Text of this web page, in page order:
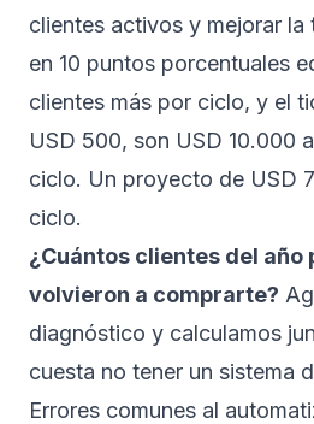
clientes activos y mejorar la
en 10 puntos porcentuales
clientes más por ciclo, y el
USD 500, son USD 10.000
ciclo. Un proyecto de USD
ciclo.
¿Cuántos clientes del año
volvieron a comprarte?
diagnóstico y calculamos
cuesta no tener un sistema
Errores comunes al